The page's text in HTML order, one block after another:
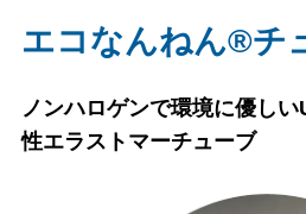
エコなんねん®チ
ノンハロゲンで環境に優し
性エラストマーチューブ